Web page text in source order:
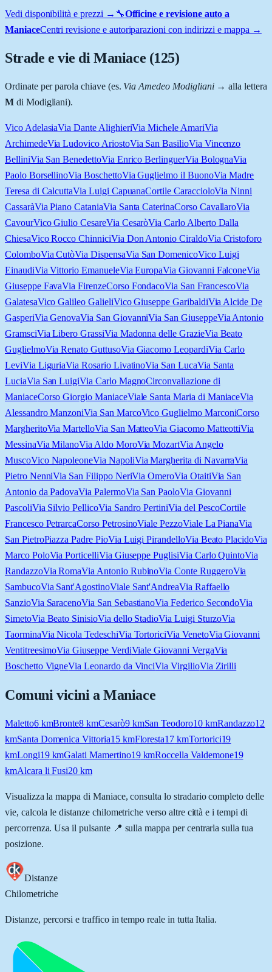
Vedi disponibilità e prezzi → 🔧Officine e revisione auto a
ManiaceCentri revisione e autoriparazioni con indirizzi e mappa →
Strade e vie diManiace (125)
Ordinate per parola chiave (es. Via Amedeo Modigliani→ alla lettera
Mdi Modigliani).
Vico AdelasiaVia Dante AlighieriVia Michele AmariVia
ArchimedeVia Ludovico AriostoVia San BasilioVia Vincenzo
BelliniVia San BenedettoVia Enrico BerlinguerVia BolognaVia
Paolo BorsellinoVia BoschettoVia Guglielmo il BuonoVia Madre
Teresa di CalcuttaVia Luigi CapuanaCortile CaraccioloVia Ninni
CassaràVia Piano CataniaVia Santa CaterinaCorso CavallaroVia
CavourVico Giulio CesareVia CesaròVia Carlo Alberto Dalla
ChiesaVico Rocco ChinniciVia Don Antonio CiraldoVia Cristoforo
ColomboVia CutòVia DispensaVia San DomenicoVico Luigi
EinaudiVia Vittorio EmanueleVia EuropaVia Giovanni FalconeVia
Giuseppe FavaVia FirenzeCorso FondacoVia San FrancescoVia
GalatesaVico Galileo GalieliVico Giuseppe GaribaldiVia Alcide De
GasperiVia GenovaVia San GiovanniVia San GiuseppeVia Antonio
GramsciVia Libero GrassiVia Madonna delle GrazieVia Beato
GuglielmoVia Renato GuttusoVia Giacomo LeopardiVia Carlo
LeviVia LiguriaVia Rosario LivatinoVia San LucaVia Santa
LuciaVia San LuigiVia Carlo MagnoCirconvallazione di
ManiaceCorso Giorgio ManiaceViale Santa Maria di ManiaceVia
Alessandro ManzoniVia San MarcoVico Guglielmo MarconiCorso
MargheritoVia MartelloVia San MatteoVia Giacomo MatteottiVia
MessinaVia MilanoVia Aldo MoroVia MozartVia Angelo
MuscoVico NapoleoneVia NapoliVia Margherita di NavarraVia
Pietro NenniVia San Filippo NeriVia OmeroVia OtaitiVia San
Antonio da PadovaVia PalermoVia San PaoloVia Giovanni
PascoliVia Silvio PellicoVia Sandro PertiniVia del PescoCortile
Francesco PetrarcaCorso PetrosinoViale PezzoViale La PianaVia
San PietroPiazza Padre PioVia Luigi PirandelloVia Beato PlacidoVia
Marco PoloVia PorticelliVia Giuseppe PuglisiVia Carlo QuintoVia
RandazzoVia RomaVia Antonio RubinoVia Conte RuggeroVia
SambucoVia Sant'AgostinoViale Sant'AndreaVia Raffaello
SanzioVia SaracenoVia San SebastianoVia Federico SecondoVia
SimetoVia Beato SinisioVia dello StadioVia Luigi SturzoVia
TaorminaVia Nicola TedeschiVia TortoriciVia VenetoVia Giovanni
VentitreesimoVia Giuseppe VerdiViale Giovanni VergaVia
Boschetto VigneVia Leonardo da VinciVia VirgilioVia Zirilli
Comuni vicini aManiace
Maletto6kmBronte8 kmCesarò9kmSan Teodoro10kmRandazzo12
kmSanta Domenica Vittoria15kmFloresta17 kmTortorici19
kmLongi19kmGalati Mamertino19kmRoccella Valdemone19
kmAlcara li Fusi20 km
Visualizza la mappa di Maniace, consulta lo stradario completo delle
vie, calcola le distanze chilometriche verso altre città e i tempi di
percorrenza. Usa il pulsante 📍 sulla mappa per centrarla sulla tua
posizione.
Distanze
Chilometriche
Distanze, percorsi e traffico in tempo reale in tutta Italia.